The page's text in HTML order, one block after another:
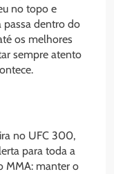
no topo e
passa dentro do
os melhores
sempre atento
no UFC 300,
para toda a
MMA: manter o